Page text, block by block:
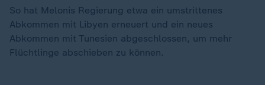
So hat Melonis Regierung etwa ein umstrittenes
Abkommen mit Libyen erneuert und ein neues
Abkommen mit Tunesien abgeschlossen, um mehr
Flüchtlinge abschieben zu können.